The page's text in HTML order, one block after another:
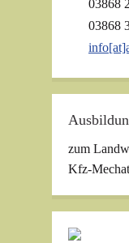
03868
03868
zum
Kfz-